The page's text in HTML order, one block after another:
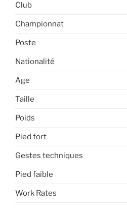
Club
Championnat
Poste
Nationalité
Age
Taille
Poids
Pied fort
Gestes techniques
Pied faible
Work Rates